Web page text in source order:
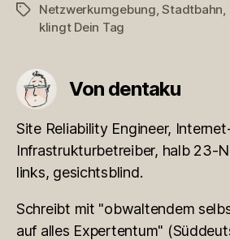
Schlagwörter
Netzwerkumgebung ,Stadtbahn
klingt Dein Tag
Von dentaku
Site Reliability Engineer,
Infrastrukturbetreiber, halb 23-
links, gesichtsblind.
Schreibt mit "obwaltendem
auf alles Expertentum"